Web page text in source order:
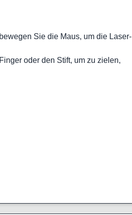
Sie die Maus, um die Laser-
oder den Stift, um zu zielen,